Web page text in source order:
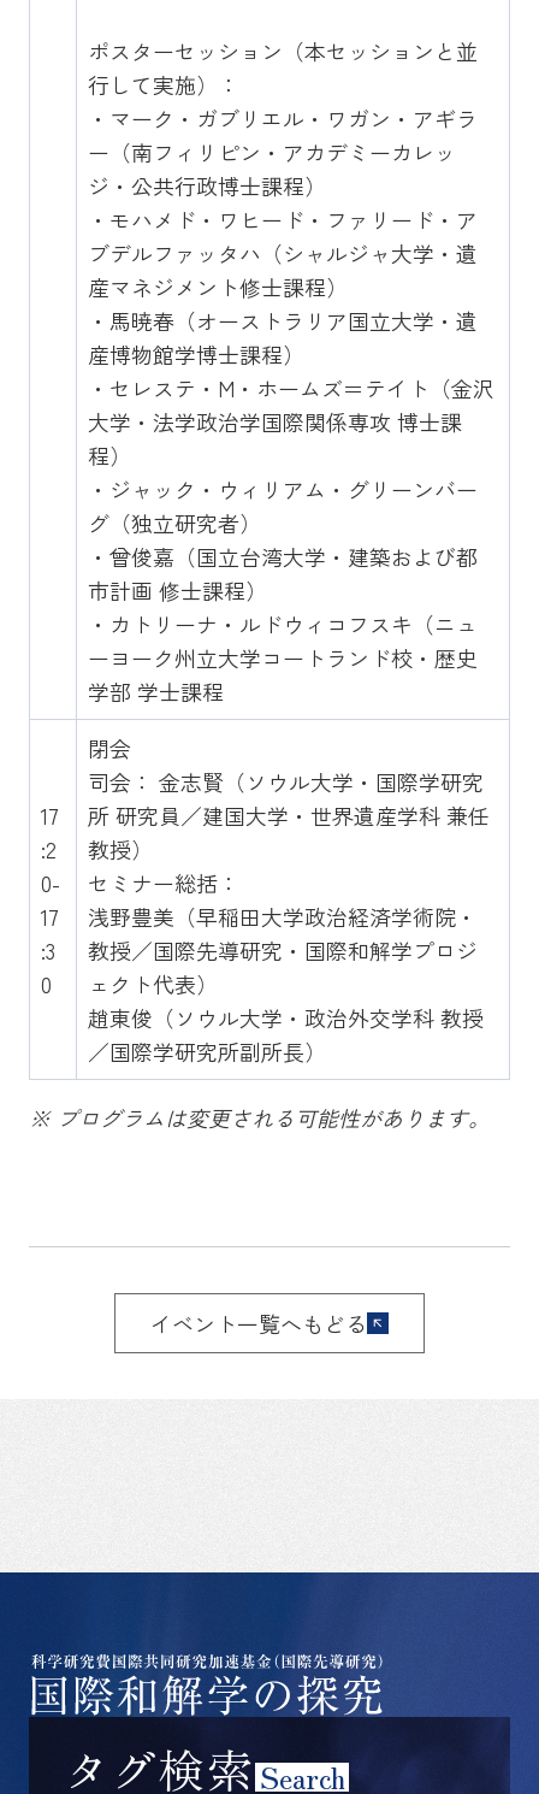
ポスターセッション（本セッションと並
行して実施）：
・マーク・ガブリエル・ワガン・アギラ
ー（南フィリピン・アカデミーカレッ
ジ・公共行政博士課程）
・モハメド・ワヒード・ファリード・ア
ブデルファッタハ（シャルジャ大学・遺
産マネジメント修士課程）
・馬暁春（オーストラリア国立大学・遺
産博物館学博士課程）
・セレステ・M・ホームズ＝テイト（金沢
大学・法学政治学国際関係専攻 博士課
程）
・ジャック・ウィリアム・グリーンバー
グ（独立研究者）
・曾俊嘉（国立台湾大学・建築および都
市計画 修士課程）
・カトリーナ・ルドウィコフスキ（ニュ
ーヨーク州立大学コートランド校・歴史
学部 学士課程
17
:2
0-
17
:3
0
閉会
司会： 金志賢（ソウル大学・国際学研究
所 研究員／建国大学・世界遺産学科 兼任
教授）
セミナー総括：
浅野豊美（早稲田大学政治経済学術院・
教授／国際先導研究・国際和解学プロジ
ェクト代表）
趙東俊（ソウル大学・政治外交学科 教授
／国際学研究所副所長）
※ プログラムは変更される可能性があります。
イベント一覧へもどる
タグ検索Search